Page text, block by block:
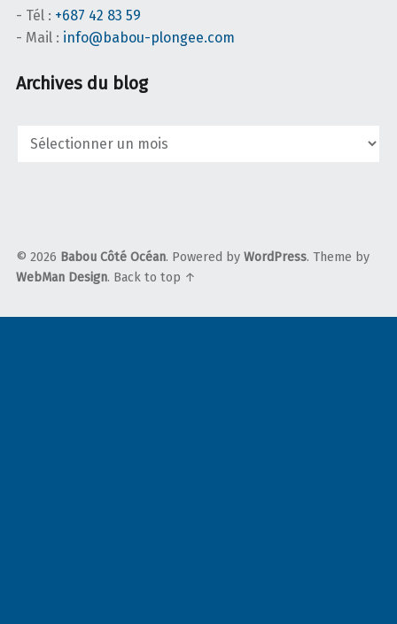
- Tél : +687 42 83 59
- Mail : info@babou-plongee.com
Archives du blog
Archives
© 2026 Babou Côté Océan. Powered by WordPress. Theme by
WebMan Design. Back to top ↑